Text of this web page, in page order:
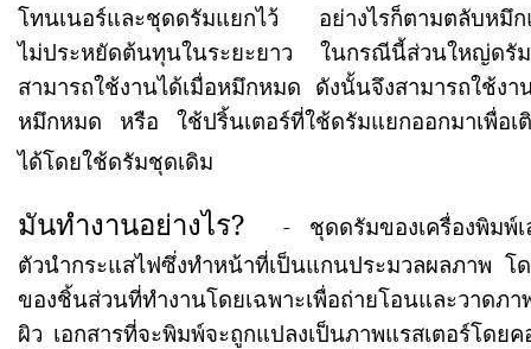
โทนเนอร์และชุดดรัมแยกไว้
อย่างไรก็ตามตลับหมึ
ไม่ประหยัดต้นทุนในระยะยาว ในกรณีนี้ส่วนใหญ่ด
สามารถใช้งานได้เมื่อหมึกหมด ดังนั้นจึงสามารถใช้งา
หมึกหมด หรือ ใช้ปริ้นเตอร์ที่ใช้ดรัมแยกออกมาเพื่อเ
ได้โดยใช้ดรัมชุดเดิม
มันทำงานอย่างไร?
- ชุดดรัมของเครื่องพิมพ์เ
ตัวนำกระแสไฟซึ่งทำหน้าที่เป็นแกนประมวลผลภาพ โ
ของชิ้นส่วนที่ทำงานโดยเฉพาะเพื่อถ่ายโอนและวาดภ
ผิว เอกสารที่จะพิมพ์จะถูกแปลงเป็นภาพแรสเตอร์โดยค